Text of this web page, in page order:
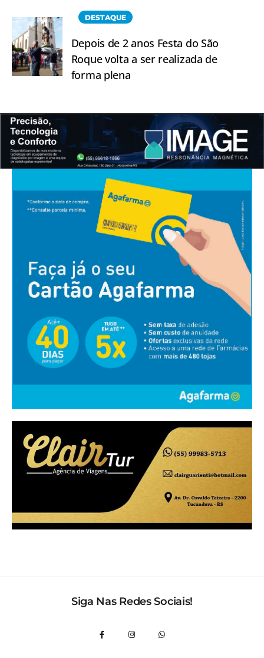
DESTAQUE
Depois de 2 anos Festa do São
Roque volta a ser realizada de
forma plena
Siga Nas Redes Sociais!